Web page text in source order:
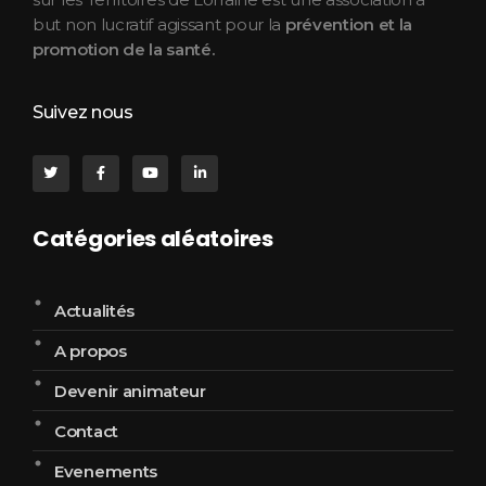
but non lucratif agissant pour la prévention et la
promotion de la santé.
Suivez nous
Catégories aléatoires
Actualités
A propos
Devenir animateur
Contact
Evenements